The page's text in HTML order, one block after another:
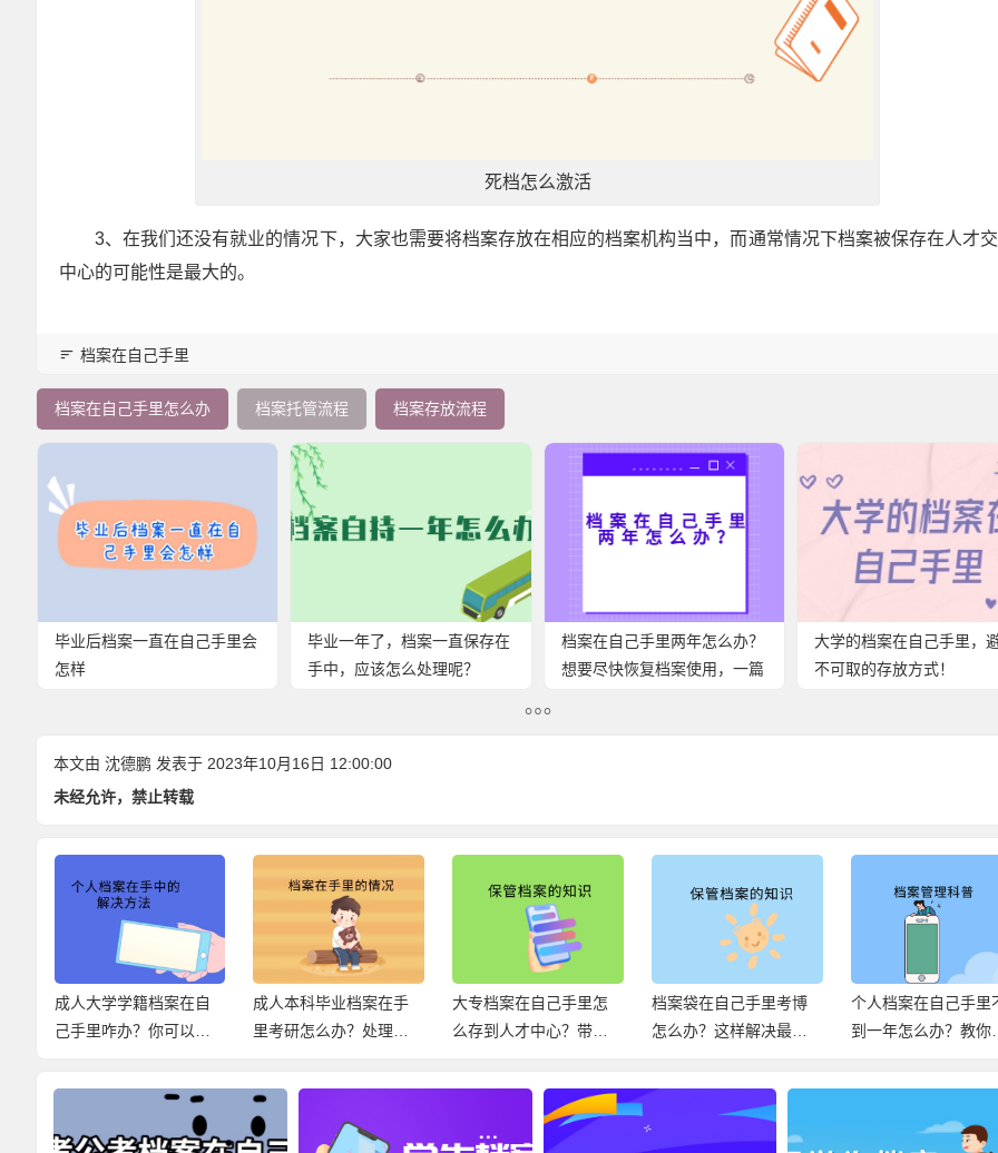
死档怎么激活
3、在我们还没有就业的情况下，大家也需要将档案存放在相应的档案机构当中，而通常情况下档案被保存在人才
中心的可能性是最大的。
档案在自己手里
档案在自己手里怎么办 档案托管流程 档案存放流程
毕业后档案一直在自己手里会
怎样
毕业一年了，档案一直保存在
手中，应该怎么处理呢？
档案在自己手里两年怎么办？
想要尽快恢复档案使用，一篇
大学的档案在自己手里，
不可取的存放方式！
本文由 沈德鹏 发表于 2023年10月16日 12:00:00
未经允许，禁止转载
成人大学学籍档案在自
己手里咋办？你可以这
成人本科毕业档案在手
里考研怎么办？处理方
大专档案在自己手里怎
么存到人才中心？带你
档案袋在自己手里考博
怎么办？这样解决最
个人档案在自己手里
到一年怎么办？教你